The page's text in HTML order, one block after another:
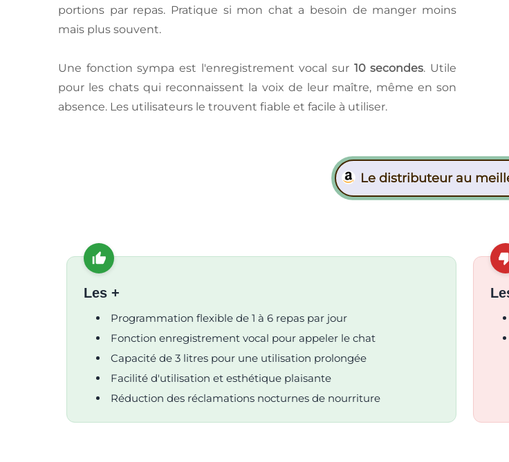
portions par repas. Pratique si mon chat a besoin de manger moins
mais plus souvent.
Une fonction sympa est l'enregistrement vocal sur 10 secondes. Utile
pour les chats qui reconnaissent la voix de leur maître, même en son
absence. Les utilisateurs le trouvent fiable et facile à utiliser.
Le distributeur au
Les +
Programmation flexible de 1 à 6 repas par jour
Fonction enregistrement vocal pour appeler le chat
Capacité de 3 litres pour une utilisation prolongée
Facilité d'utilisation et esthétique plaisante
Réduction des réclamations nocturnes de nourriture